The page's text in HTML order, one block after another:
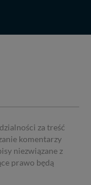
za treść
komentarzy
niezwiązane z
prawo będą